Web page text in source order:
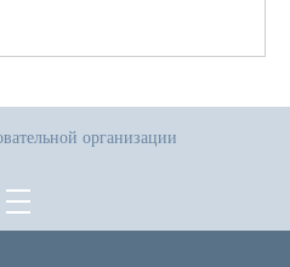
организации